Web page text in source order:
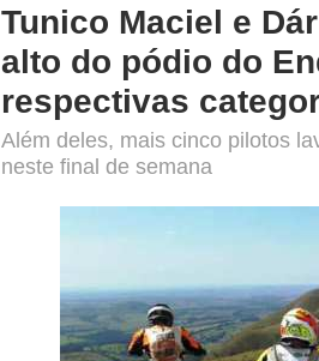
Tunico Maciel e
alto do pódio do
respectivas
Além deles, mais cinco pilotos
neste final de semana